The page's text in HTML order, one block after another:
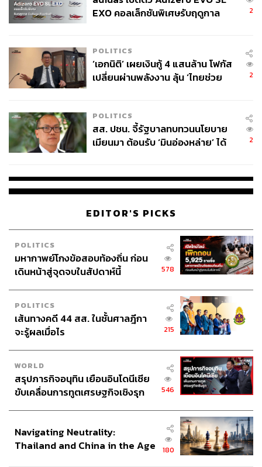
TAGS: Digital Nomad Startup SoftBank
Twitter
Miguel McKelvey
Adam Neumann
EXO คอลเล็กชันพิเศษรับฤดูกาล
2
POLITICS
‘เอกนิติ’ เผยเงินกู้ 4 แสนล้าน โฟกัส
เปลี่ยนผ่านพลังงาน ลุ้น ‘ไทยช่วย
2
POLITICS
สส. ปชน. จี้รัฐบาลทบทวนนโยบาย
เมียนมา ต้อนรับ ‘มินอ่องหล่าย’ ได้
2
EDITOR'S PICKS
POLITICS
มหากาพย์โกงข้อสอบท้องถิ่น ก่อน
เดินหน้าสู่จุดจบในสัปดาห์นี้
578
POLITICS
เส้นทางคดี 44 สส. ในชั้นศาลฎีกา
จะรู้ผลเมื่อไร
215
WORLD
สรุปภารกิจอนุทิน เยือนอินโดนีเซีย
ขับเคลื่อนการทูตเศรษฐกิจเชิงรุก
546
Navigating Neutrality:
Thailand and China in the Age
180